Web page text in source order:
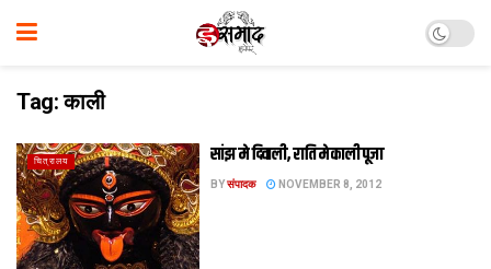
Tag:काली
चित्रालय सांझ मे दिवाली, राति मे काली पूजा
BYसंपादक NOVEMBER 8, 2012